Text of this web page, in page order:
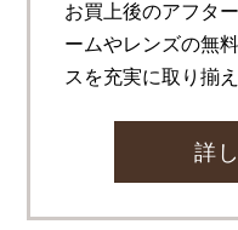
お買上後のアフタ
ームやレンズの無
スを充実に取り揃え
詳